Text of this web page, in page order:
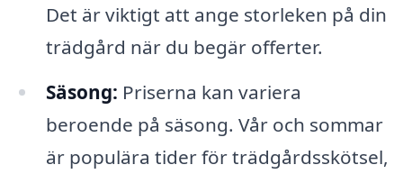
Det är viktigt att ange storleken på din
trädgård när du begär offerter.
Säsong: Priserna kan variera
beroende på säsong. Vår och sommar
är populära tider för trädgårdsskötsel,